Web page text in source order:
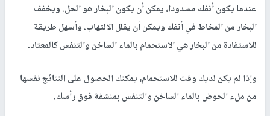
عندما يكون أنفك مسدودا، يمكن أن يكون البخار هو الحل. ويخفف
البخار من المخاط في أنفك ويمكن أن يقلل الالتهاب. وأسهل طريقة
للاستفادة من البخار هي الاستحمام بالماء الساخن والتنفس كالمعتاد.
وإذا لم يكن لديك وقت للاستحمام، يمكنك الحصول على النتائج نفسها
من ملء الحوض بالماء الساخن والتنفس بمنشفة فوق رأسك.